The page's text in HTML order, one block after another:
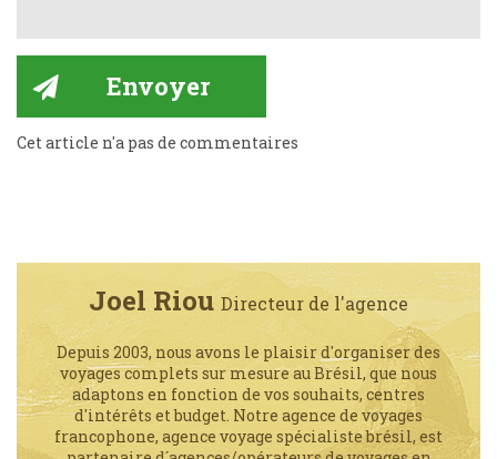
Cet article n'a pas de commentaires
Joel Riou Directeur de l'agence
Depuis 2003, nous avons le plaisir d'organiser des
voyages complets sur mesure au Brésil, que nous
adaptons en fonction de vos souhaits, centres
d'intérêts et budget. Notre agence de voyages
francophone, agence voyage spécialiste brésil, est